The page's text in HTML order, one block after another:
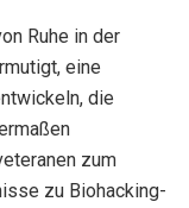
Ruhe in der
eine
die
zum
zu Biohacking-